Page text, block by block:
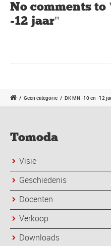
No comments to
-12 jaar"
/ Geen categorie / DK MN -10 en -12
Tomoda
Visie
Geschiedenis
Docenten
Verkoop
Downloads